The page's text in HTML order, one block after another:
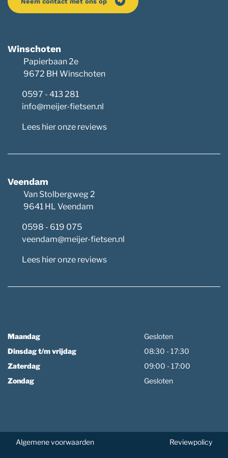
Winschoten
Papierbaan 2e
9672 BH Winschoten
0597 - 413 281
info@meijer-fietsen.nl
Lees hier onze reviews
Veendam
Van Stolbergweg 2
9641 HL Veendam
0598 - 619 075
veendam@meijer-fietsen.nl
Lees hier onze reviews
Maandag
Gesloten
Dinsdag t/m vrijdag
08:30 - 17:30
Zaterdag
09:00 - 17:00
Zondag
Gesloten
Algemene voorwaarden Reviewpolicy